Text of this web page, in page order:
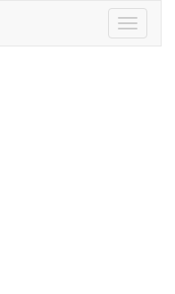
Toggle